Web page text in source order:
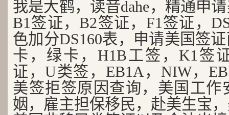
我是大鹤，读音dahe，精通申
B1签证，B2签证，F1签证，
色加分DS160表，申请美国签
卡，绿卡，H1B工签，K1签
证，U类签，EB1A，NIW，
美签拒签原因查询，美国工作
姻，雇主担保移民，赴美生宝